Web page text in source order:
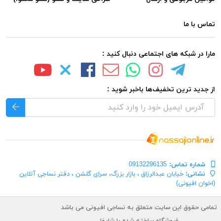
تماس با ما
مارا در شبکه های اجتماعی دنبال کنید :
از جدید ترین تخفیف‌ها باخبر شوید :
شماره تماس‌: 09132296135
نشانی: خیابان عبدالرزاق ، بازار بزرگ، سرای گلشن ، دفتر نساجی آنلاین
(اخوان افیونی)
تمامی حقوق این سایت متعلق به نساجی افیونی می باشد